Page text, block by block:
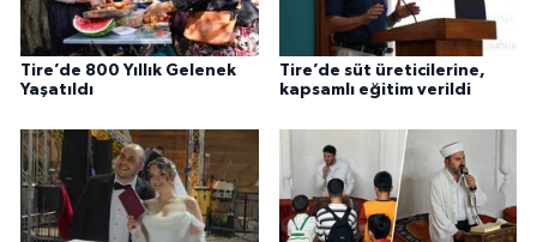
Tire’de 800 Yıllık Gelenek
Yaşatıldı
Tire’de süt üreticilerine,
kapsamlı eğitim verildi